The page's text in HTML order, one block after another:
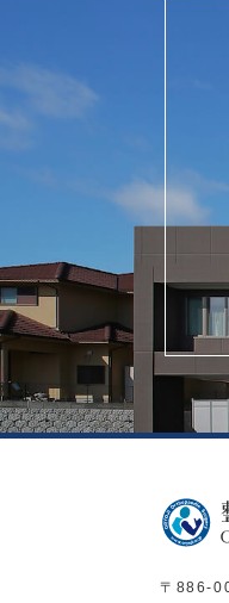
〒886-